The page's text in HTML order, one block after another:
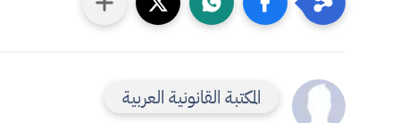
المكتبة القانونية العربية